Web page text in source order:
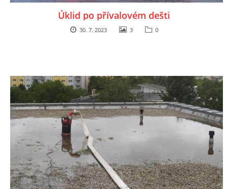
Úklid po přívalovém dešti
30. 7. 2023 3 0